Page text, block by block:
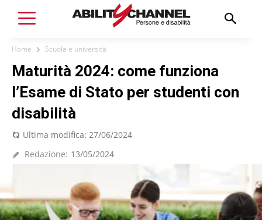
Home Scuola e università
Maturità 2024: come funziona
l’Esame di Stato per studenti con
disabilità
Ultima modifica: 27/06/2024
Redazione: 13/05/2024